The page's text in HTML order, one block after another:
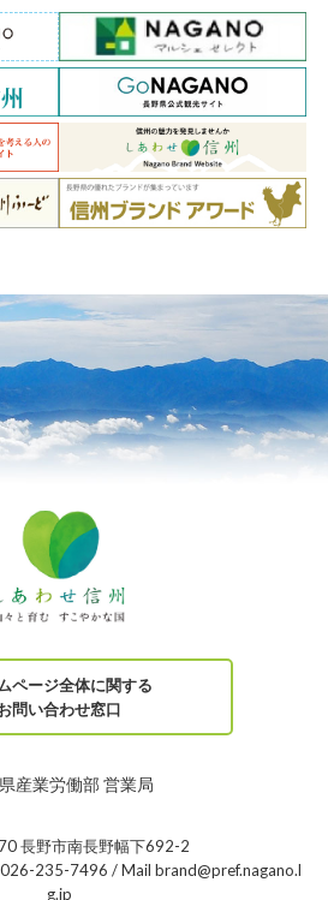
ページ全体に関する
問い合わせ窓口
産業労働部 営業局
長野市南長野幅下692-2
235-7496 / Mail brand@pref.nagano.l
g.jp